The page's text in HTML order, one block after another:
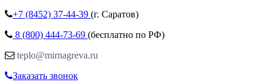
+7 (8452) 37-44-39 (г. Саратов)
8 (800) 444-73-69 (бесплатно по РФ)
teplo@mirnagreva.ru
Заказать звонок